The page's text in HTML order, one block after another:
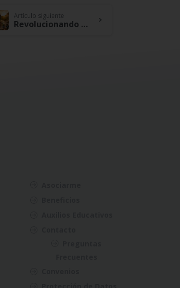
Artículo siguiente
Revolucionando el cooperativismo: Cootracerrejón, 40 años y seguimos soñando en grande